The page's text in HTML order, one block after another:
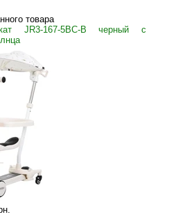
товара
JR3-167-5BC-B черный с
.